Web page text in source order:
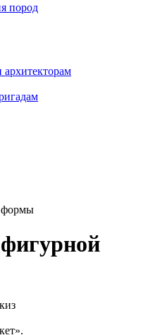
пород
формы